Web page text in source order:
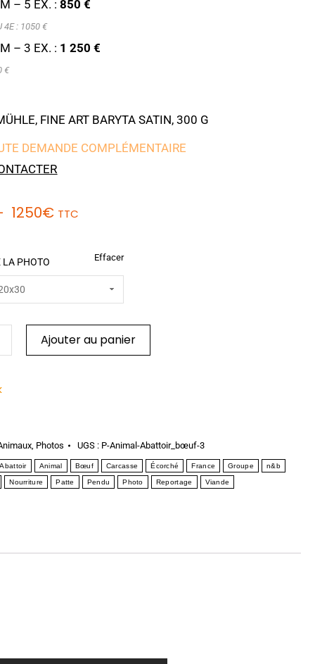
– 5 EX. :850 €
4E : 1050 €
– 3 EX. : 1 250 €
€
FINE ART BARYTA SATIN, 300 G
DEMANDE COMPLÉMENTAIRE
1250€ TTC
LA PHOTO Effacer
Ajouter au panier
, Photos UGS : P-Animal-Abattoir_bœuf-3
Abattoir Animal Bœuf Carcasse Écorché France Groupe n&b
Nourriture Patte Pendu Photo Reportage Viande